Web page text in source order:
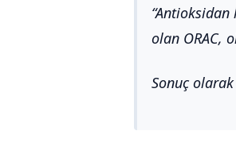
Antioksidan
olan ORAC,
Sonuç